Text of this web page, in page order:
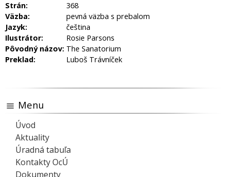
Strán:
368
Väzba:
pevná väzba s prebalom
Jazyk:
čeština
Ilustrátor:
Rosie Parsons
Pôvodný názov: The Sanatorium
Preklad:
Luboš Trávníček
Menu
Úvod
Aktuality
Úradná tabuľa
Kontakty OcÚ
Dokumenty